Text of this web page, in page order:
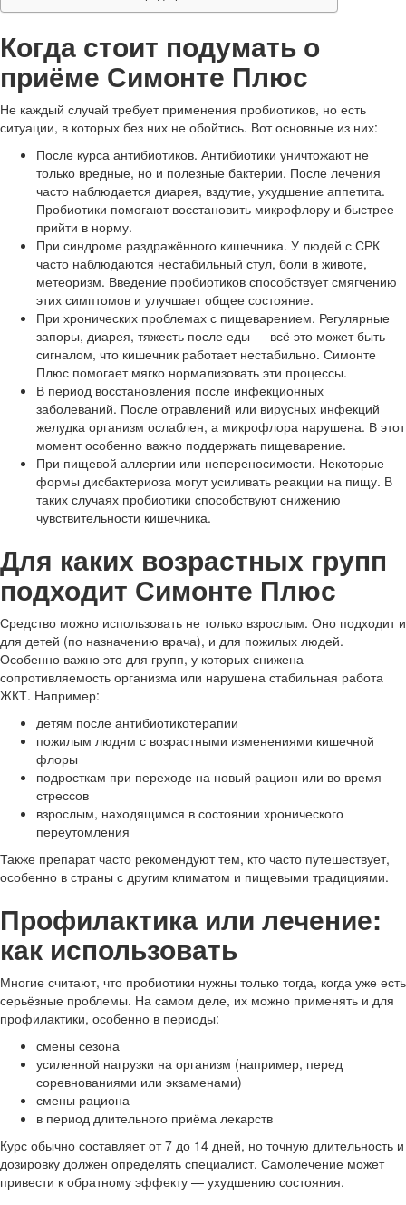
Когда стоит подумать о
приёме Симонте Плюс
Не каждый случай требует применения пробиотиков, но есть
ситуации, в которых без них не обойтись. Вот основные из них:
После курса антибиотиков. Антибиотики уничтожают не
только вредные, но и полезные бактерии. После лечения
часто наблюдается диарея, вздутие, ухудшение аппетита.
Пробиотики помогают восстановить микрофлору и быстрее
прийти в норму.
При синдроме раздражённого кишечника. У людей с СРК
часто наблюдаются нестабильный стул, боли в животе,
метеоризм. Введение пробиотиков способствует смягчению
этих симптомов и улучшает общее состояние.
При хронических проблемах с пищеварением. Регулярные
запоры, диарея, тяжесть после еды — всё это может быть
сигналом, что кишечник работает нестабильно. Симонте
Плюс помогает мягко нормализовать эти процессы.
В период восстановления после инфекционных
заболеваний. После отравлений или вирусных инфекций
желудка организм ослаблен, а микрофлора нарушена. В этот
момент особенно важно поддержать пищеварение.
При пищевой аллергии или непереносимости. Некоторые
формы дисбактериоза могут усиливать реакции на пищу. В
таких случаях пробиотики способствуют снижению
чувствительности кишечника.
Для каких возрастных групп
подходит Симонте Плюс
Средство можно использовать не только взрослым. Оно подходит и
для детей (по назначению врача), и для пожилых людей.
Особенно важно это для групп, у которых снижена
сопротивляемость организма или нарушена стабильная работа
ЖКТ. Например:
детям после антибиотикотерапии
пожилым людям с возрастными изменениями кишечной
флоры
подросткам при переходе на новый рацион или во время
стрессов
взрослым, находящимся в состоянии хронического
переутомления
Также препарат часто рекомендуют тем, кто часто путешествует,
особенно в страны с другим климатом и пищевыми традициями.
Профилактика или лечение:
как использовать
Многие считают, что пробиотики нужны только тогда, когда уже есть
серьёзные проблемы. На самом деле, их можно применять и для
профилактики, особенно в периоды:
смены сезона
усиленной нагрузки на организм (например, перед
соревнованиями или экзаменами)
смены рациона
в период длительного приёма лекарств
Курс обычно составляет от 7 до 14 дней, но точную длительность и
дозировку должен определять специалист. Самолечение может
привести к обратному эффекту — ухудшению состояния.